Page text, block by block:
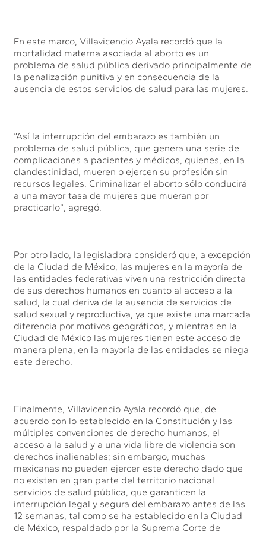
En este marco, Villavicencio Ayala recordó que la
mortalidad materna asociada al aborto es un
problema de salud pública derivado principalmente de
la penalización punitiva y en consecuencia de la
ausencia de estos servicios de salud para las mujeres.
“Así la interrupción del embarazo es también un
problema de salud pública, que genera una serie de
complicaciones a pacientes y médicos, quienes, en la
clandestinidad, mueren o ejercen su profesión sin
recursos legales. Criminalizar el aborto sólo conducirá
a una mayor tasa de mujeres que mueran por
practicarlo”, agregó.
Por otro lado, la legisladora consideró que, a excepción
de la Ciudad de México, las mujeres en la mayoría de
las entidades federativas viven una restricción directa
de sus derechos humanos en cuanto al acceso a la
salud, la cual deriva de la ausencia de servicios de
salud sexual y reproductiva, ya que existe una marcada
diferencia por motivos geográficos, y mientras en la
Ciudad de México las mujeres tienen este acceso de
manera plena, en la mayoría de las entidades se niega
este derecho.
Finalmente, Villavicencio Ayala recordó que, de
acuerdo con lo establecido en la Constitución y las
múltiples convenciones de derecho humanos, el
acceso a la salud y a una vida libre de violencia son
derechos inalienables; sin embargo, muchas
mexicanas no pueden ejercer este derecho dado que
no existen en gran parte del territorio nacional
servicios de salud pública, que garanticen la
interrupción legal y segura del embarazo antes de las
12 semanas, tal como se ha establecido en la Ciudad
de México, respaldado por la Suprema Corte de